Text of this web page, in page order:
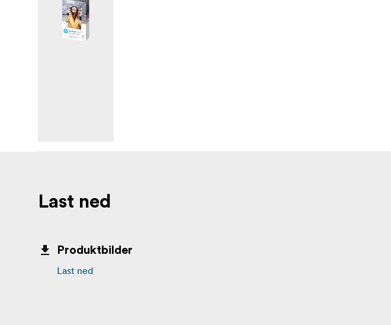
Last ned
Produktbilder
Last ned